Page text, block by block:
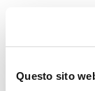
Questo sito